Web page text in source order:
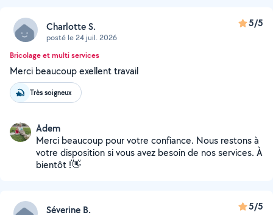
Charlotte S.
posté le 24 juil. 2026
5/5
Bricolage et multi services
Merci beaucoup exellent travail
Très soigneux
Adem
Merci beaucoup pour votre confiance. Nous restons à
votre disposition si vous avez besoin de nos services. À
bientôt !👋
Séverine B. 5/5